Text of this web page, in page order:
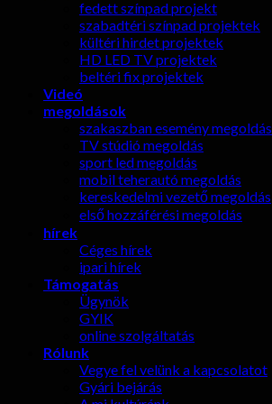
fedett színpad projekt
szabadtéri színpad projektek
kültéri hirdet projektek
HD LED TV projektek
beltéri fix projektek
Videó
megoldások
szakaszban esemény megoldás
TV stúdió megoldás
sport led megoldás
mobil teherautó megoldás
kereskedelmi vezető megoldás
első hozzáférési megoldás
hírek
Céges hírek
ipari hírek
Támogatás
Ügynök
GYIK
online szolgáltatás
Rólunk
Vegye fel velünk a kapcsolatot
Gyári bejárás